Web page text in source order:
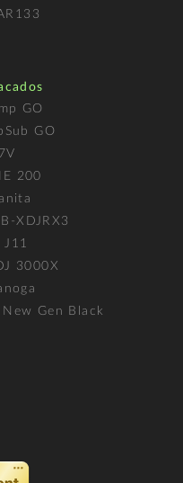
GO
GO
200
XDJRX3
J11
3000X
Gen Black